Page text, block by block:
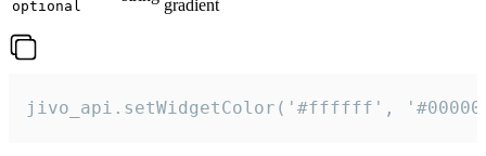
optional
gradient
jivo_api.setWidgetColor('#ffffff',